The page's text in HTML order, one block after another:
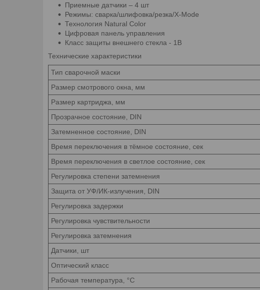
Приемные датчики – 4 шт
Режимы: сварка/шлифовка/резка/X-Mode
Технология Natural Color
Цифровая панель управления
Класс защиты внешнего стекла - 1B
Технические характеристики
Тип сварочной маски
Размер смотрового окна, мм
Размер картриджа, мм
Прозрачное состояние, DIN
Затемненное состояние, DIN
Время переключения в тёмное состояние, сек
Время переключения в светлое состояние, сек
Регулировка степени затемнения
Защита от УФ/ИК-излучения, DIN
Регулировка задержки
Регулировка чувствительности
Регулировка затемнения
Датчики, шт
Оптический класс
Рабочая температура, °C